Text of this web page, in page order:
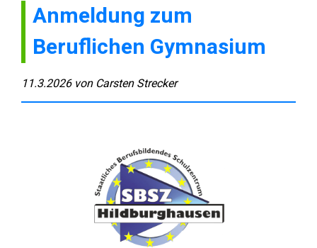
Anmeldung zum
Beruflichen Gymnasium
11.3.2026 von Carsten Strecker